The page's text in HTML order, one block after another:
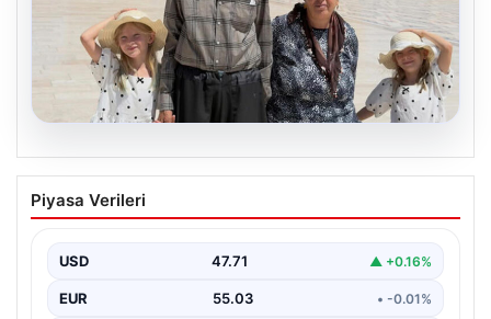
05.08.2026
Yıldırım ailesinin 34 yıllık mucizesi:
Anıtkabir hayali gerçek oldu
Zeynep Yıldırım (59), tam 34 yıl boyunca…
Piyasa Verileri
USD 47.71 ▲ +0.16%
EUR 55.03 • -0.01%